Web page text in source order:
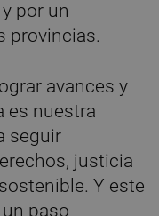
por un
provincias.
avances y
es nuestra
seguir
justicia
Y este
paso